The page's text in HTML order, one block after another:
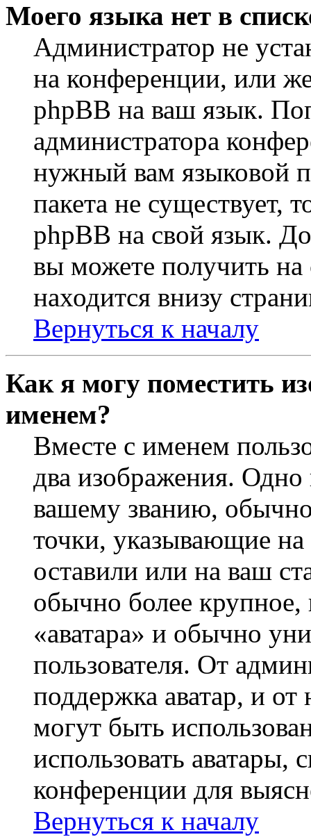
Моего языка нет в
Администратор не
на конференции, или
phpBB на ваш язык.
администратора
нужный вам языковой
пакета не существует,
phpBB на свой язык.
вы можете получить на
находится внизу
Вернуться к началу
Как я могу поместить
именем?
Вместе с именем
два изображения.
вашему званию, обычно
точки, указывающие
оставили или на ваш
обычно более крупное,
«аватара» и обычно
пользователя. От
поддержка аватар, и от
могут быть
использовать аватары,
конференции для
Вернуться к началу